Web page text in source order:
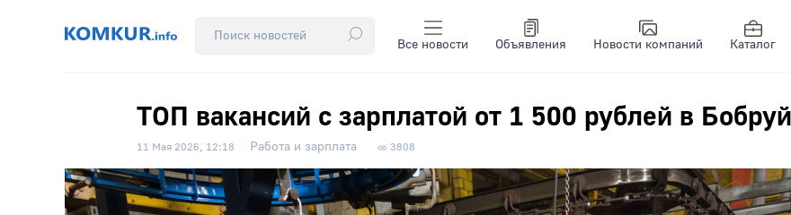
Все новости Объявления Новости компаний Каталог
ТОП вакансий с зарплатой от 1 500 рублей в
11 Мая 2026, 12:18 Работа и зарплата 3808